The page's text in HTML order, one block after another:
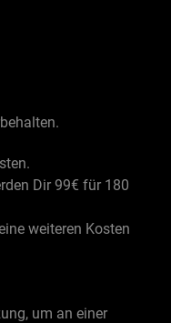
Dir 99€ für 180
weiteren Kosten
um an einer